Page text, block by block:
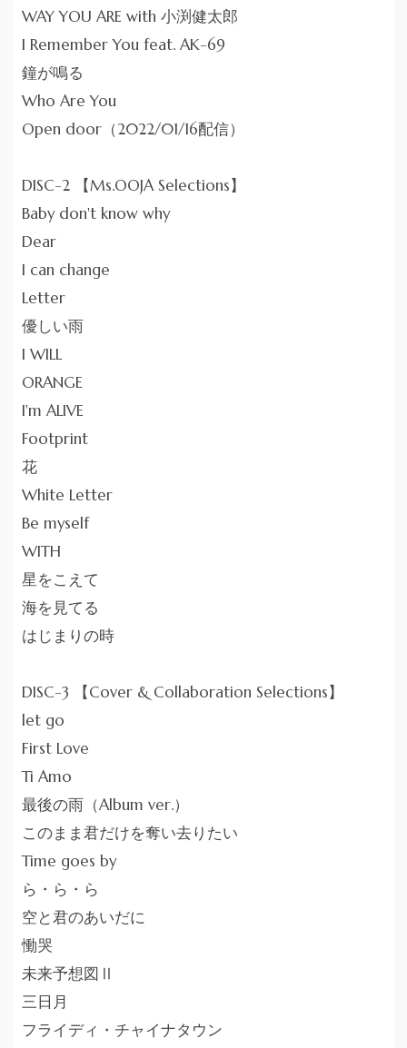
WAY YOU ARE with 小渕健太郎
I Remember You feat. AK-69
鐘が鳴る
Who Are You
Open door（2022/01/16配信）
DISC-2 【Ms.OOJA Selections】
Baby don't know why
Dear
I can change
Letter
優しい雨
I WILL
ORANGE
I'm ALIVE
Footprint
花
White Letter
Be myself
WITH
星をこえて
海を見てる
はじまりの時
DISC-3 【Cover & Collaboration Selections】
let go
First Love
Ti Amo
最後の雨（Album ver.）
このまま君だけを奪い去りたい
Time goes by
ら・ら・ら
空と君のあいだに
慟哭
未来予想図Ⅱ
三日月
フライディ・チャイナタウン